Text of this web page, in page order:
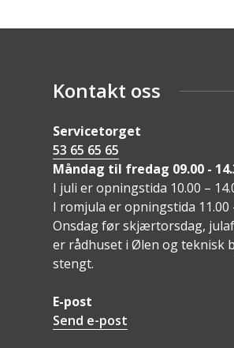
Kontakt oss
Servicetorget
53 65 65 65
Måndag til fredag 09.00 -
I juli er opningstida 10.00 –
I romjula er opningstida 11.00
Onsdag før skjærtorsdag,
er rådhuset i Ølen og teknisk
stengt.
E-post
Send e-post